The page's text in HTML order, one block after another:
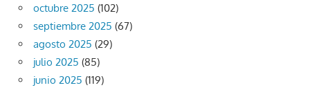
octubre 2025 (102)
septiembre 2025 (67)
agosto 2025 (29)
julio 2025 (85)
junio 2025 (119)